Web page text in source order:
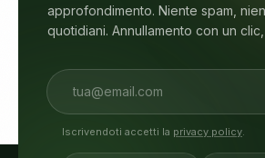
approfondimento. Niente spam,
quotidiani. Annullamento con un
Iscrivendoti accetti la privacy policy.